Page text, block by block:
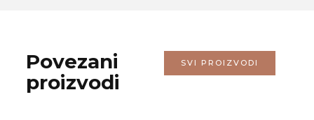
Povezani
proizvodi
SVI PROIZVODI